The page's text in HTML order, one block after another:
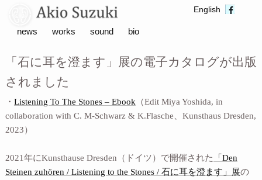
news works sound bio
English
「石に耳を澄ます」展の電子カタログが出版
されました
・ Listening To The Stones – Ebook （Edit Miya Yoshida, in
collaboration with C. M-Schwarz & K.Flasche、Kunsthaus Dresden,
2023）
2021年にKunsthause Dresden（ドイツ）で開催された
「Den
Steinen zuhören / Listening to the Stones / 石に耳を澄ます」展の